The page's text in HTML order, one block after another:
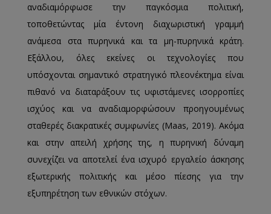
αναδιαμόρφωσε την παγκόσμια πολιτική,
τοποθετώντας μία έντονη διαχωριστική γραμμή
ανάμεσα στα πυρηνικά και τα μη-πυρηνικά κράτη.
Εξάλλου, όλες εκείνες οι τεχνολογίες που
υπόσχονται σημαντικό στρατηγικό πλεονέκτημα είναι
πιθανό να διαταράξουν τις υφιστάμενες ισορροπίες
ισχύος και να αναδιαμορφώσουν προηγουμένως
σταθερές διακρατικές συμφωνίες (Maas, 2019). Ακόμα
και στην απειλή χρήσης της, η πυρηνική δύναμη
συνεχίζει να αποτελεί ένα ισχυρό εργαλείο άσκησης
εξωτερικής πολιτικής και μέσο πίεσης για την
εξυπηρέτηση των εθνικών στόχων.